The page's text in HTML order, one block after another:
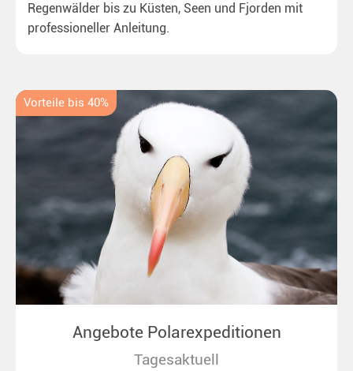
Regenwälder bis zu Küsten, Seen und Fjorden mit
professioneller Anleitung.
Vorteile bis 40%
Angebote Polarexpeditionen
Tagesaktuell